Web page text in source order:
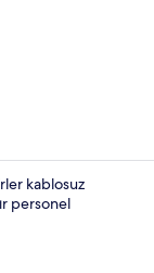
kablosuz
personel